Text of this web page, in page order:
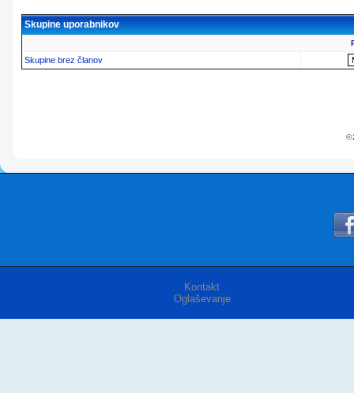
Skupine uporabnikov
Skupine brez članov
©
Kontakt
Oglaševanje